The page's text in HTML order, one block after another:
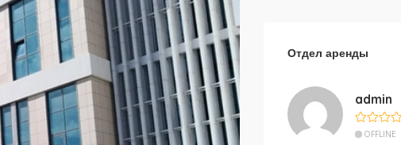
Отдел аренды
admin
OFFLINE